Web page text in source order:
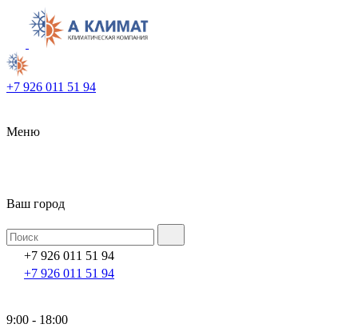
+7 926 011 51 94
Меню
Ваш город
+7 926 011 51 94
+7 926 011 51 94
9:00 - 18:00